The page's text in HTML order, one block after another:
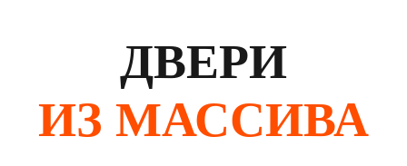
ДВЕРИ
ИЗ МАССИВА